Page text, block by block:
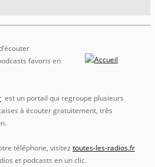
favoris en
est un portail qui regroupe plusieurs
à écouter gratuitement, très
téléphone, visitez toutes-les-radios.fr
et podcasts en un clic.